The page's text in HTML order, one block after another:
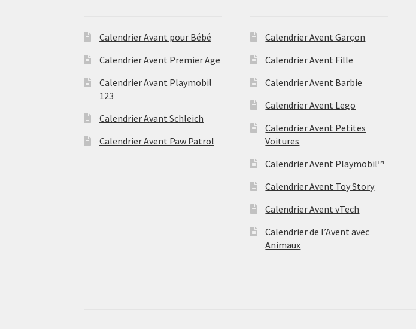
Calendrier Avant pour Bébé
Calendrier Avent Premier Age
Calendrier Avant Playmobil
123
Calendrier Avant Schleich
Calendrier Avent Paw Patrol
Calendrier Avent Garçon
Calendrier Avent Fille
Calendrier Avent Barbie
Calendrier Avent Lego
Calendrier Avent Petites
Voitures
Calendrier Avent Playmobil™
Calendrier Avent Toy Story
Calendrier Avent vTech
Calendrier de l’Avent avec
Animaux